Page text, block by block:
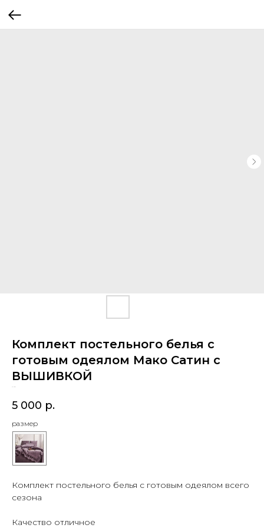
Комплект постельного белья с
готовым одеялом Мако Сатин с
ВЫШИВКОЙ
5 000 р.
размер
Комплект постельного белья с готовым одеялом всего
сезона
Качество отличное